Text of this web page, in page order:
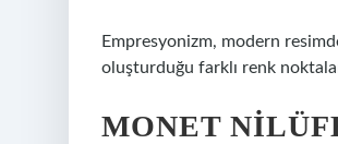
Empresyonizm, modern
oluşturduğu farklı renk
MONET